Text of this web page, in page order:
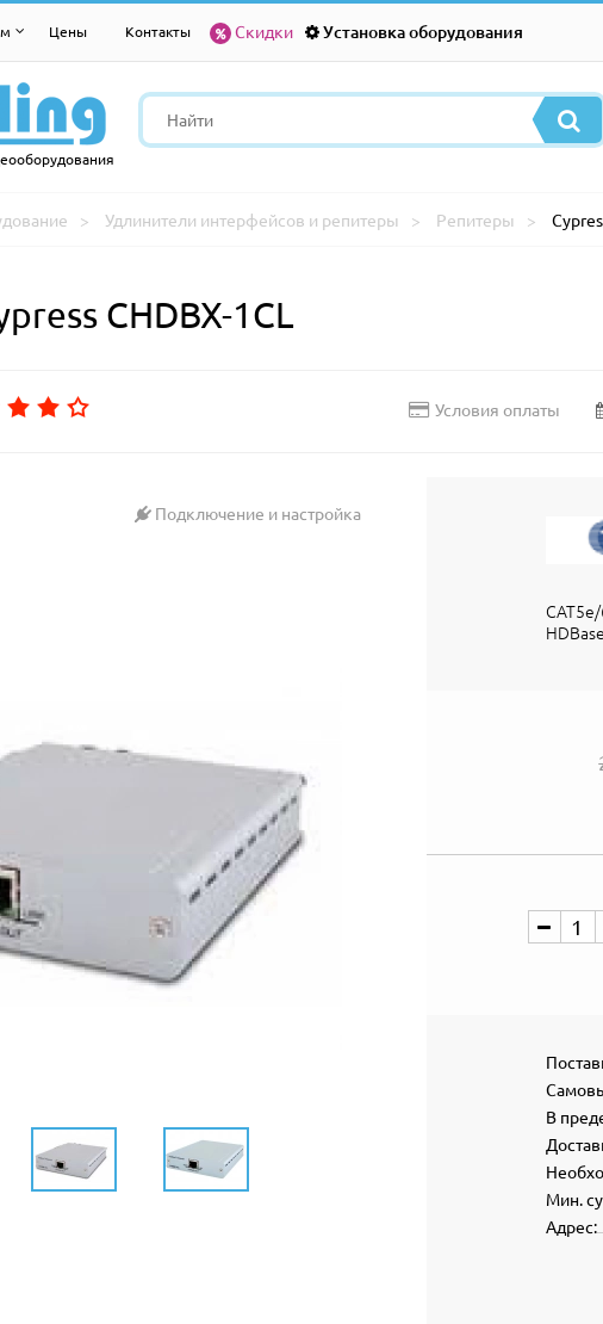
Цены Контакты Скидки Установка оборудования
Удлинители интерфейсов и репитеры Репитеры
CHDBX-1CL
Условия оплаты
Подключение и настройка
В
Мин.
Адрес: